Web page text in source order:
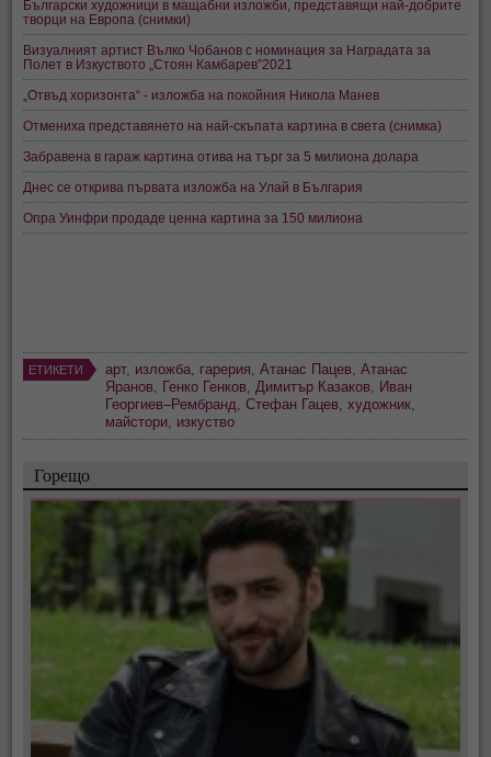
Български художници в мащабни изложби, представящи най-добрите
творци на Европа (снимки)
Визуалният артист Вълко Чобанов с номинация за Наградата за
Полет в Изкуството „Стоян Камбарев”2021
„Отвъд хоризонта“ - изложба на покойния Никола Манев
Отмениха представянето на най-скъпата картина в света (снимка)
Забравена в гараж картина отива на търг за 5 милиона долара
Днес се открива първата изложба на Улай в България
Опра Уинфри продаде ценна картина за 150 милиона
ЕТИКЕТИ арт, изложба, гарерия,Атанас Пацев,Атанас
Яранов, Генко Генков,Димитър Казаков, Иван
Георгиев–Рембранд,Стефан Гацев,художник,
майстори, изкуство
Горещо